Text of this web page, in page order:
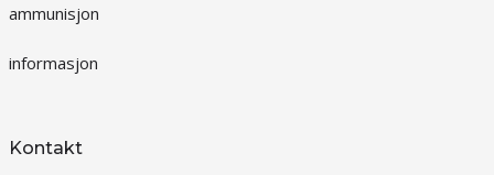
ammunisjon
informasjon
Kontakt